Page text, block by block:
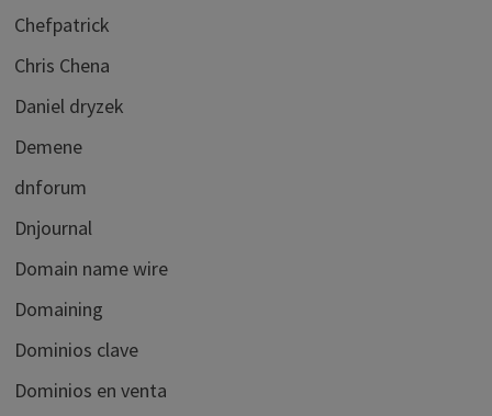
Chefpatrick
Chris Chena
Daniel dryzek
Demene
dnforum
Dnjournal
Domain name wire
Domaining
Dominios clave
Dominios en venta